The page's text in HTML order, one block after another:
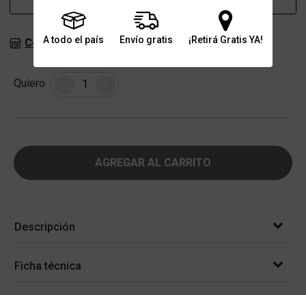
A todo el país Envío gratis ¡Retirá Gratis YA!
Consultar stock en sucursales
Quiero Cantidad
AGREGAR AL CARRITO
Descripción
Ficha técnica